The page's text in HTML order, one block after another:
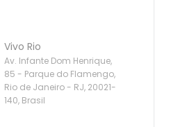
Vivo Rio
Av. Infante Dom Henrique,
85 - Parque do Flamengo,
Rio de Janeiro - RJ, 20021-
140, Brasil